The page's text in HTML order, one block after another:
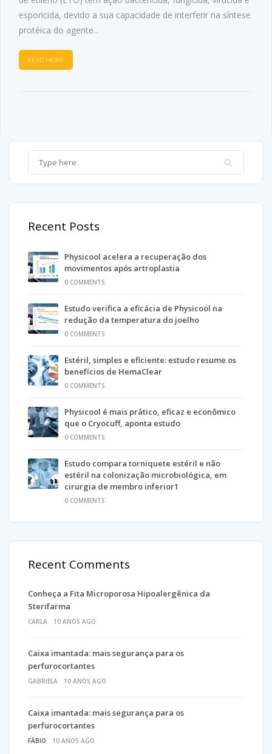
esporicida, devido a sua capacidade de interferir na síntese
protéica do agente...
READ MORE
Recent Posts
Physicool acelera a recuperação dos
movimentos após artroplastia
0 COMMENTS
Estudo verifica a eficácia de Physicool na
redução da temperatura do joelho
0 COMMENTS
Estéril, simples e eficiente: estudo resume os
benefícios de HemaClear
0 COMMENTS
Physicool é mais prático, eficaz e econômico
que o Cryocuff, aponta estudo
0 COMMENTS
Estudo compara torniquete estéril e não
estéril na colonização microbiológica, em
cirurgia de membro inferior1
0 COMMENTS
Recent Comments
Conheça a Fita Microporosa Hipoalergênica da
Sterifarma
CARLA 10 ANOS AGO
Caixa imantada: mais segurança para os
perfurocortantes
GABRIELA 10 ANOS AGO
Caixa imantada: mais segurança para os
perfurocortantes
FÁBIO 10 ANOS AGO